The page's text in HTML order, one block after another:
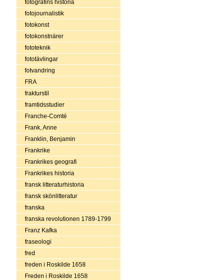
fotografins historia
fotojournalistik
fotokonst
fotokonstnärer
fototeknik
fototävlingar
fotvandring
FRA
frakturstil
framtidsstudier
Franche-Comté
Frank, Anne
Franklin, Benjamin
Frankrike
Frankrikes geografi
Frankrikes historia
fransk litteraturhistoria
fransk skönlitteratur
franska
franska revolutionen 1789-1799
Franz Kafka
fraseologi
fred
freden i Roskilde 1658
Freden i Roskilde 1658